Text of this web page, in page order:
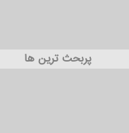
پربحث ترین ها